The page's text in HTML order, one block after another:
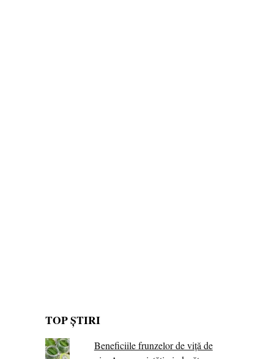
TOP ȘTIRI
Beneficiile frunzelor de viță de